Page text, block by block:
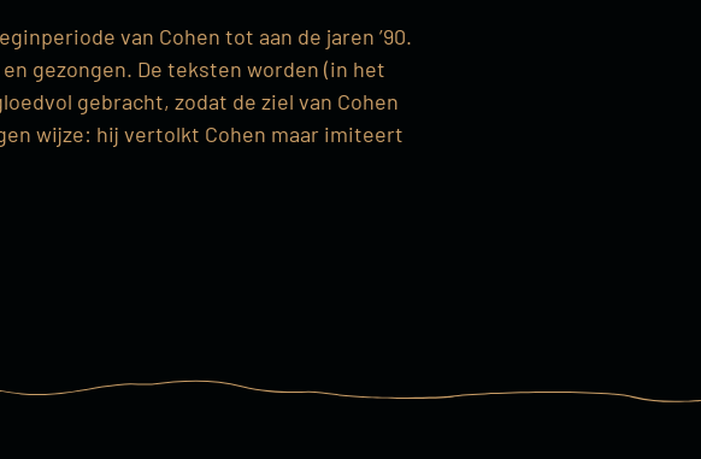
van Cohen tot aan de jaren ’90.
gezongen. De teksten worden (in het
gebracht, zodat de ziel van Cohen
wijze: hij vertolkt Cohen maar imiteert